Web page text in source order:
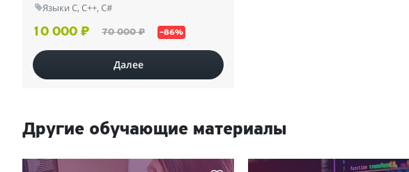
Языки С, С++, С#
10 000 ₽ 70 000 ₽ –86%
Далее
Другие обучающие материалы